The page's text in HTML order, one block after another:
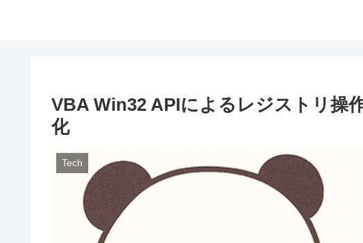
VBA Win32 APIによるレジストリ操
化
Tech